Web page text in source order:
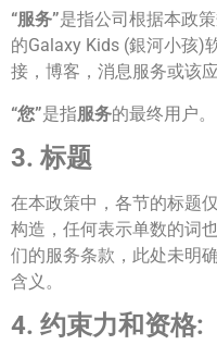
“服务”是指公司根据本政
的Galaxy Kids (銀河小孩)
接，博客，消息服务或该
“您”是指服务的最终用户。
3. 标题
在本政策中，各节的标题
构造，任何表示单数的词
们的服务条款，此处未明
含义。
4. 约束力和资格: